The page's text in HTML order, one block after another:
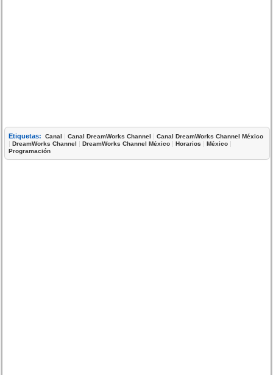
Etiquetas: Canal |Canal DreamWorks Channel |Canal DreamWorks Channel México
|DreamWorks Channel |DreamWorks Channel México |Horarios |México |
Programación